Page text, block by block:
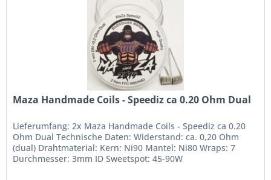
Maza Handmade Coils - Speediz ca 0.20 Ohm Dual
Lieferumfang: 2x Maza Handmade Coils - Speediz ca 0.20
Ohm Dual Technische Daten: Widerstand: ca. 0,20 Ohm
(dual) Drahtmaterial: Kern: Ni90 Mantel: Ni80 Wraps: 7
Durchmesser: 3mm ID Sweetspot: 45-90W